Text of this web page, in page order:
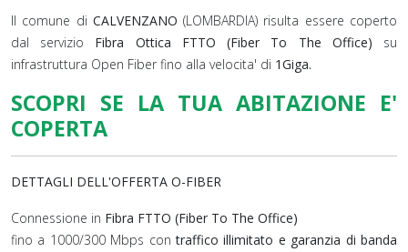
Il comune di CALVENZANO (LOMBARDIA) risulta essere coperto
dal servizio Fibra Ottica FTTO (Fiber To The Office) su
infrastruttura Open Fiber fino alla velocita' di 1Giga.
SCOPRI SE LA TUA ABITAZIONE E'
COPERTA
DETTAGLI DELL'OFFERTA O-FIBER
Connessione in Fibra FTTO (Fiber To The Office)
fino a 1000/300 Mbps con traffico illimitato e garanzia di banda